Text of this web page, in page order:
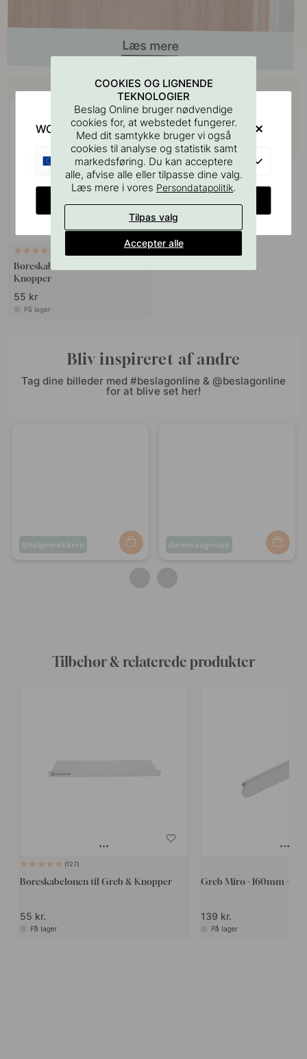
Køb sammen med
Boreskabelonen til Greb &
Knopper
55 kr
På lager
Bliv inspireret af andre
Tag dine billeder med #beslagonline & @beslagonline
for at blive set her!
Opslag
helgesnekkern
Opslag
emmaagersoe
Tilbehør & relaterede produkter
127
Boreskabelonen til Greb & Knopper
55 kr.
På lager
Greb Miro - 160mm -
139 kr.
På lager
COOKIES OG LIGNENDE
TEKNOLOGIER
Beslag Online bruger nødvendige
cookies for, at webstedet fungerer.
Med dit samtykke bruger vi også
cookies til analyse og statistik samt
markedsføring. Du kan acceptere
alle, afvise alle eller tilpasse dine valg.
Læs mere i vores Persondatapolitik.
Tilpas valg
Accepter alle
WOULD YOU RATHER VISIT?
EU